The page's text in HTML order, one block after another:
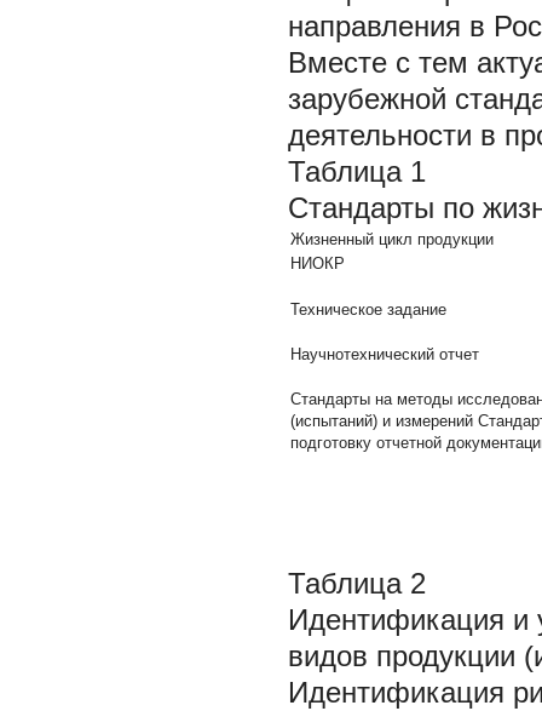
направления в
Вместе с тем
зарубежной
деятельности в
Таблица 1
Стандарты по
Жизненный цикл продукции
НИОКР
Техническое задание
Научнотехнический отчет
Стандарты на методы
(испытаний) и измерений
подготовку отчетной
Таблица 2
Идентификация и
видов продукции
Идентификация